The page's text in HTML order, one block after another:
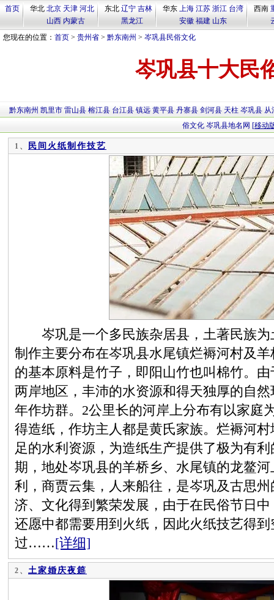
首页 华北 北京 天津 河北
山西 内蒙古
东北 辽宁 吉林
黑龙江
华东 上海 江苏 浙江 台湾
安徽 福建 山东
西南
您现在的位置： 首页 > 贵州省 > 黔东南州 > 岑巩县民俗文化
岑巩县十大民
黔东南州 凯里市 雷山县 榕江县 台江县 镇远 黄平县 丹寨县 剑河县 天柱 岑巩县 从
俗文化 岑巩县地名网 [移动
1、 民间火纸制作技艺
岑巩是一个多民族杂居县，土著民族为
制作主要分布在岑巩县水尾镇烂褥河村及
的基本原料是竹子，即阳山竹也叫棉竹。
两岸地区，丰沛的水资源和得天独厚的自
年作坊群。2公里长的河岸上分布有以家庭
得造纸，作坊主人都是黄氏家族。烂褥河
足的水利资源，为造纸生产提供了极为有
期，地处岑巩县的羊桥乡、水尾镇的龙鳌
利，商贾云集，人来船往，是岑巩及古思
济、文化得到繁荣发展，由于在民俗节日
还愿中都需要用到火纸，因此火纸技艺得
过……[详细]
2、 土家婚庆夜筵